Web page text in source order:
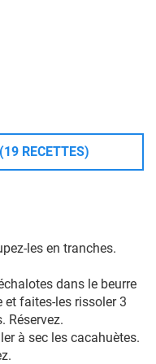
RECETTES)
les en tranches.
dans le beurre
faites-les rissoler 3
Réservez.
à sec les cacahuètes.